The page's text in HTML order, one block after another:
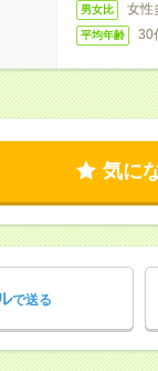
男女比 女性
平均年齢 30
気に
で送る